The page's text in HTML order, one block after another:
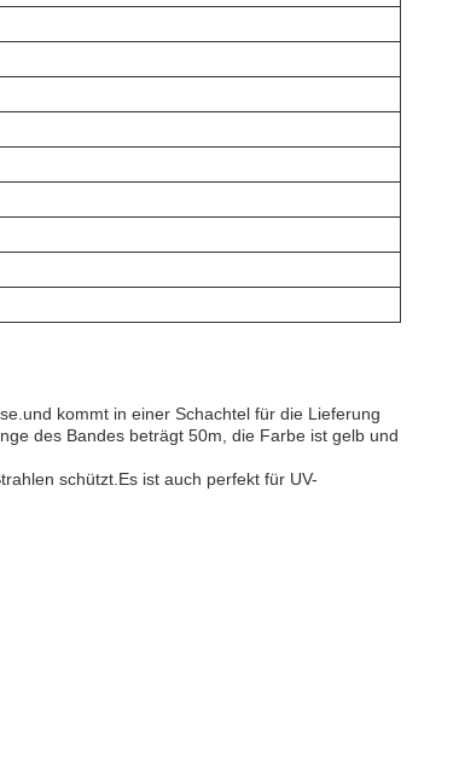
kommt in einer Schachtel für die Lieferung
des Bandes beträgt 50m, die Farbe ist gelb und
schützt.Es ist auch perfekt für UV-